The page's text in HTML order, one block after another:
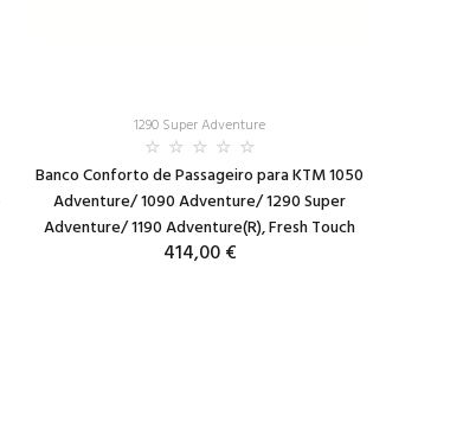
1290 Super Adventure
Banco Conforto de Passageiro para KTM 1050
Adventure/ 1090 Adventure/ 1290 Super
Adventure/ 1190 Adventure(R), Fresh Touch
414,00 €